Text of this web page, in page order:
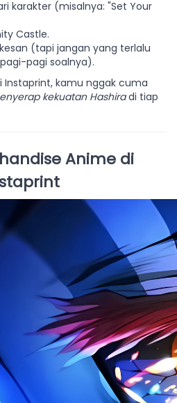
karakter (misalnya: "Set Your
Castle.
(tapi jangan yang terlalu
pagi soalnya).
kamu nggak cuma
kekuatan Hashiradi tiap
Anime di